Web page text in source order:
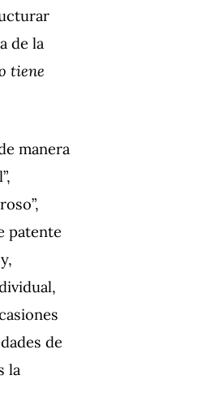
de la
tiene
manera
patente
de
la